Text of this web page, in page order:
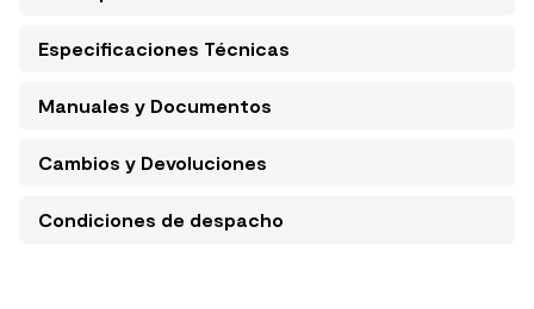
Especificaciones Técnicas
Manuales y Documentos
Cambios y Devoluciones
Condiciones de despacho